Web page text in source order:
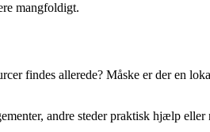
mangfoldigt.
findes allerede? Måske er der en
andre steder praktisk hjælp